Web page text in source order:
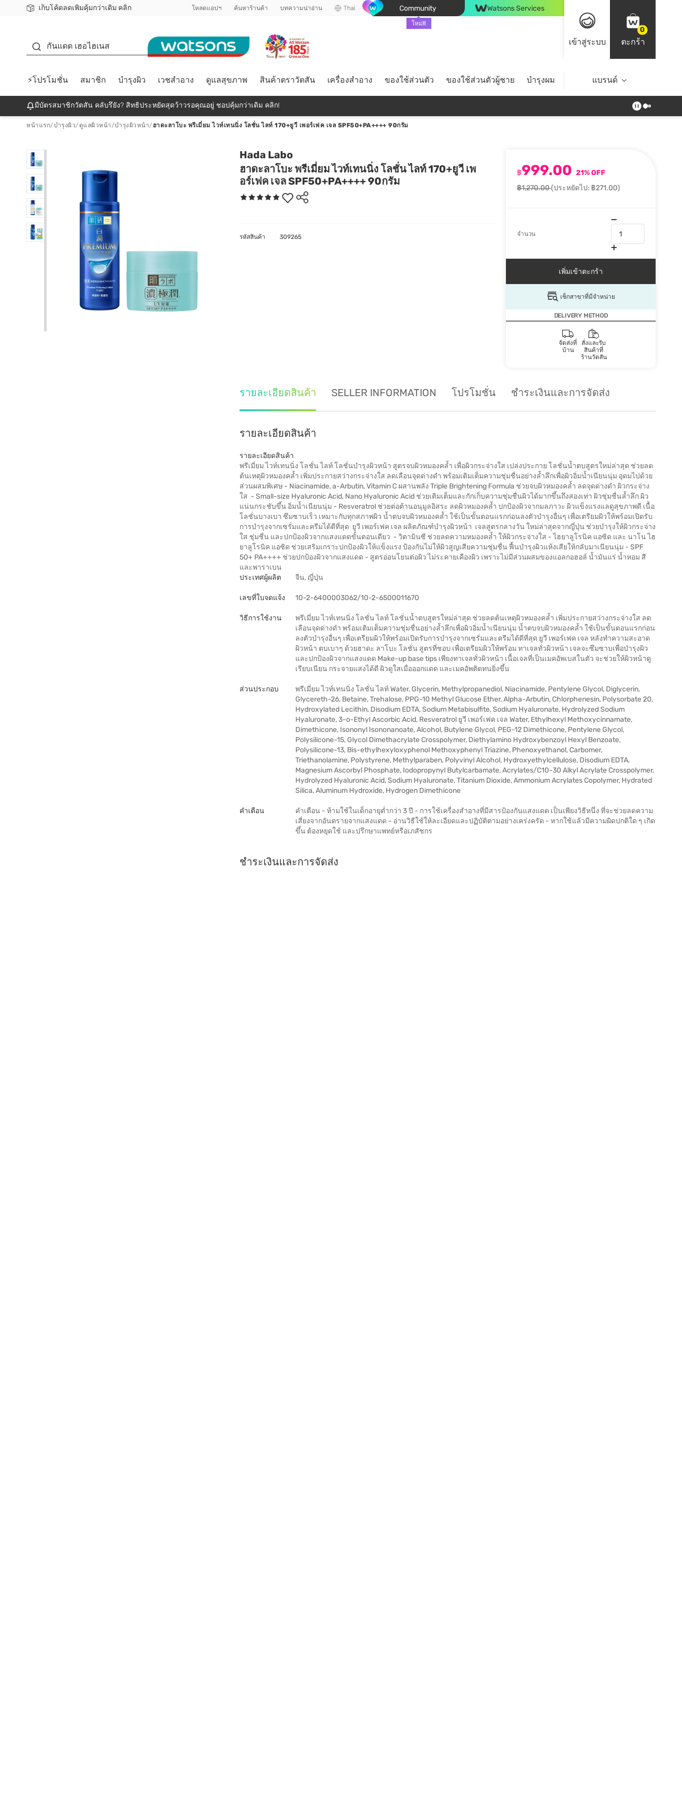
เก็บโค้ดลดเพิ่มคุ้มกว่าเดิม คลิก
ชอปออนไลน์ครั้งแรก ลดเพิ่มจุก ๆ 10%! 🎉
📦ส่งฟรี! เมื่อชอป 499฿
สมาชิกวัตสัน คลับดียังไง? โหลดแอปฯ ค้นหาร้านค้า บทความน่าอ่าน Thai Community
ใหม่!!
Watsons Services
เข้าสู่ระบบ
0
ตะกร้า
กันแดด เฮอไฮเนส
⚡โปรโมชั่น สมาชิก บำรุงผิว เวชสำอาง ดูแลสุขภาพ สินค้าตราวัตสัน เครื่องสำอาง ของใช้ส่วนตัว ของใช้ส่วนตัวผู้ชาย บำรุงผม ไลฟ์สไตล์ Top Brands
แบรนด์
มีบัตรสมาชิกวัตสัน คลับรึยัง? สิทธิประหยัดสุดว้าวรอคุณอยู่ ชอปคุ้มกว่าเดิม คลิก!
หน้าแรก/บำรุงผิว/ ดูแลผิวหน้า/บำรุงผิวหน้า/ ฮาดะลาโบะ พรีเมี่ยม ไวท์เทนนิ่ง โลชั่น ไลท์ 170+ยูวี เพอร์เฟค เจล SPF50+PA++++ 90กรัม
Hada Labo
ฮาดะลาโบะ พรีเมี่ยม ไวท์เทนนิ่ง โลชั่น ไลท์ 170+ยูวี เพ
อร์เฟค เจล SPF50+PA++++ 90กรัม
฿999.00 21% OFF
฿1,270.00(ประหยัดไป: ฿271.00)
จำนวน
เพิ่มเข้าตะกร้า
เช็กสาขาที่มีจำหน่าย
DELIVERY METHOD
จัดส่งที่
บ้าน
สั่งและรับ
สินค้าที่
ร้านวัตสัน
รหัสสินค้า 309265
รายละเอียดสินค้า SELLER INFORMATION โปรโมชั่น ชำระเงินและการจัดส่ง
รายละเอียดสินค้า
รายละเอียดสินค้า
พรีเมี่ยม ไวท์เทนนิ่ง โลชั่น ไลท์ โลชั่นบำรุงผิวหน้า สูตรจบผิวหมองคล้ำ เพื่อผิวกระจ่างใส เปล่งประกาย โลชั่นน้ำตบสูตรใหม่ล่าสุด ช่วยลด
ต้นเหตุผิวหมองคล้ำ เพิ่มประกายสว่างกระจ่างใส ลดเลือนจุดด่างดำ พร้อมเติมเต็มความชุ่มชื่นอย่างล้ำลึกเพื่อผิวอิ่มน้ำเนียนนุ่ม อุดมไปด้วย
ส่วนผสมพิเศษ - Niacinamide, a-Arbutin, Vitamin C ผสานพลัง Triple Brightening Formula ช่วยจบผิวหมองคล้ำ ลดจุดด่างดำ ผิวกระจ่าง
ใส - Small-size Hyaluronic Acid, Nano Hyaluronic Acid ช่วยเติมเต็มและกักเก็บความชุ่มชื่นผิวได้มากขึ้นถึงสองเท่า ผิวชุ่มชื่นล้ำลึก ผิว
แน่นกระชับขึ้น อิ่มน้ำเนียนนุ่ม - Resveratrol ช่วยต่อต้านอนุมูลอิสระ ลดผิวหมองคล้ำ ปกป้องผิวจากมลภาวะ ผิวแข็งแรงแลดูสุขภาพดี เนื้อ
โลชั่นบางเบา ซึมซาบเร็ว เหมาะกับทุกสภาพผิว น้ำตบจบผิวหมองคล้ำ ใช้เป็นขั้นตอนแรกก่อนลงตัวบำรุงอื่นๆ เพื่อเตรียมผิวให้พร้อมเปิดรับ
การบำรุงจากเซรั่มและครีมได้ดีที่สุด ยูวี เพอร์เฟค เจล ผลิตภัณฑ์บำรุงผิวหน้า เจลสูตรกลางวัน ใหม่ล่าสุดจากญี่ปุ่น ช่วยบำรุงให้ผิวกระจ่าง
ใส ชุ่มชื่น และปกป้องผิวจากแสงแดดขั้นตอนเดียว - วิตามินซี ช่วยลดความหมองคล้ำ ให้ผิวกระจ่างใส - ไฮยาลูโรนิค แอซิด และ นาโน ไฮ
ยาลูโรนิค แอซิด ช่วยเสริมเกราะปกป้องผิวให้แข็งแรง ป้องกันไม่ให้ผิวสูญเสียความชุ่มชื่น ฟื้นบำรุงผิวแห้งเสียให้กลับมาเนียนนุ่ม - SPF
50+ PA++++ ช่วยปกป้องผิวจากแสงแดด - สูตรอ่อนโยนต่อผิว ไม่ระคายเคืองผิว เพราะไม่มีส่วนผสมของแอลกอฮอล์ น้ำมันแร่ น้ำหอม สี
และพาราเบน
ประเทศผู้ผลิต
จีน, ญี่ปุ่น
เลขที่ใบจดแจ้ง 10-2-6400003062/10-2-6500011670
วิธีการใช้งาน
พรีเมี่ยม ไวท์เทนนิ่ง โลชั่น ไลท์ โลชั่นน้ำตบสูตรใหม่ล่าสุด ช่วยลดต้นเหตุผิวหมองคล้ำ เพิ่มประกายสว่างกระจ่างใส ลด
เลือนจุดด่างดำ พร้อมเติมเต็มความชุ่มชื่นอย่างล้ำลึกเพื่อผิวอิ่มน้ำเนียนนุ่ม น้ำตบจบผิวหมองคล้ำ ใช้เป็นขั้นตอนแรกก่อน
ลงตัวบำรุงอื่นๆ เพื่อเตรียมผิวให้พร้อมเปิดรับการบำรุงจากเซรั่มและครีมได้ดีที่สุด ยูวี เพอร์เฟค เจล หลังทำความสะอาด
ผิวหน้า ตบเบาๆ ด้วยฮาดะ ลาโบะ โลชั่น สูตรที่ชอบ เพื่อเตรียมผิวให้พร้อม ทาเจลทั่วผิวหน้า เจลจะซึมซาบเพื่อบำรุงผิว
และปกป้องผิวจากแสงแดด Make-up base tips เพียงทาเจลทั่วผิวหน้า เนื้อเจลที่เป็นเมคอัพเบสในตัว จะช่วยให้ผิวหน้าดู
เรียบเนียน กระจายแสงได้ดี ผิวดูใสเมื่อออกแดด และเมคอัพติดทนยิ่งขึ้น
ส่วนประกอบ
พรีเมี่ยม ไวท์เทนนิ่ง โลชั่น ไลท์ Water, Glycerin, Methylpropanediol, Niacinamide, Pentylene Glycol, Diglycerin,
Glycereth-26, Betaine, Trehalose, PPG-10 Methyl Glucose Ether, Alpha-Arbutin, Chlorphenesin, Polysorbate 20,
Hydroxylated Lecithin, Disodium EDTA, Sodium Metabisulfite, Sodium Hyaluronate, Hydrolyzed Sodium
Hyaluronate, 3-o-Ethyl Ascorbic Acid, Resveratrol ยูวี เพอร์เฟค เจล Water, Ethylhexyl Methoxycinnamate,
Dimethicone, Isononyl Isononanoate, Alcohol, Butylene Glycol, PEG-12 Dimethicone, Pentylene Glycol,
Polysilicone-15, Glycol Dimethacrylate Crosspolymer, Diethylamino Hydroxybenzoyl Hexyl Benzoate,
Polysilicone-13, Bis-ethylhexyloxyphenol Methoxyphenyl Triazine, Phenoxyethanol, Carbomer,
Triethanolamine, Polystyrene, Methylparaben, Polyvinyl Alcohol, Hydroxyethylcellulose, Disodium EDTA,
Magnesium Ascorbyl Phosphate, Iodopropynyl Butylcarbamate, Acrylates/C10-30 Alkyl Acrylate Crosspolymer,
Hydrolyzed Hyaluronic Acid, Sodium Hyaluronate, Titanium Dioxide, Ammonium Acrylates Copolymer, Hydrated
Silica, Aluminum Hydroxide, Hydrogen Dimethicone
คำเตือน
คำเตือน - ห้ามใช้ในเด็กอายุต่ำกว่า 3 ปี - การใช้เครื่องสำอางที่มีสารป้องกันแสงแดด เป็นเพียงวิธีหนึ่ง ที่จะช่วยลดความ
เสี่ยงจากอันตรายจากแสงแดด - อ่านวิธีใช้ให้ละเอียดและปฏิบัติตามอย่างเคร่งครัด - หากใช้แล้วมีความผิดปกติใด ๆ เกิด
ขึ้น ต้องหยุดใช้ และปรึกษาแพทย์หรือเภสัชกร
ชำระเงินและการจัดส่ง